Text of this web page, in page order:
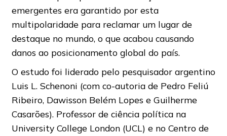
emergentes era garantido por esta
multipolaridade para reclamar um lugar de
destaque no mundo, o que acabou causando
danos ao posicionamento global do país.
O estudo foi liderado pelo pesquisador argentino
Luis L. Schenoni (com co-autoria de Pedro Feliú
Ribeiro, Dawisson Belém Lopes e Guilherme
Casarões). Professor de ciência política na
University College London (UCL) e no Centro de